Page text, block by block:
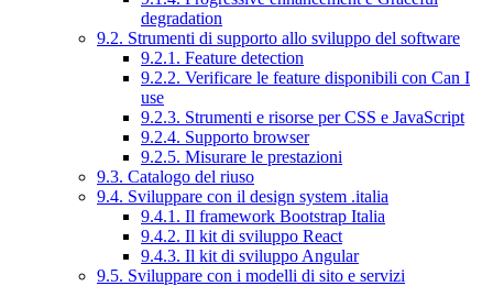
degradation
9.2. Strumenti di supporto allo sviluppo del software
9.2.1. Feature detection
9.2.2. Verificare le feature disponibili con Can I
use
9.2.3. Strumenti e risorse per CSS e JavaScript
9.2.4. Supporto browser
9.2.5. Misurare le prestazioni
9.3. Catalogo del riuso
9.4. Sviluppare con il design system .italia
9.4.1. Il framework Bootstrap Italia
9.4.2. Il kit di sviluppo React
9.4.3. Il kit di sviluppo Angular
9.5. Sviluppare con i modelli di sito e servizi